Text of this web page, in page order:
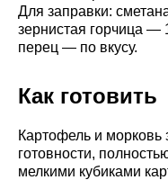
Для заправки:
зернистая горчица —
перец — по вкусу.
Как готовить
Картофель и морковь
готовности,
мелкими кубиками